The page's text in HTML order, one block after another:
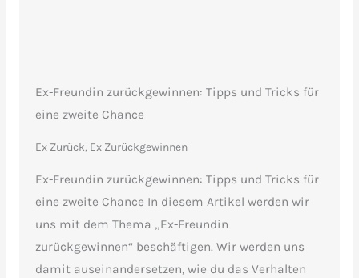
Ex-Freundin zurückgewinnen: Tipps und Tricks für
eine zweite Chance
Ex Zurück, Ex Zurückgewinnen
Ex-Freundin zurückgewinnen: Tipps und Tricks für
eine zweite Chance In diesem Artikel werden wir
uns mit dem Thema „Ex-Freundin
zurückgewinnen“ beschäftigen. Wir werden uns
damit auseinandersetzen, wie du das Verhalten